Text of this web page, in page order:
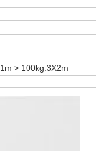
> 100kg:3X2m